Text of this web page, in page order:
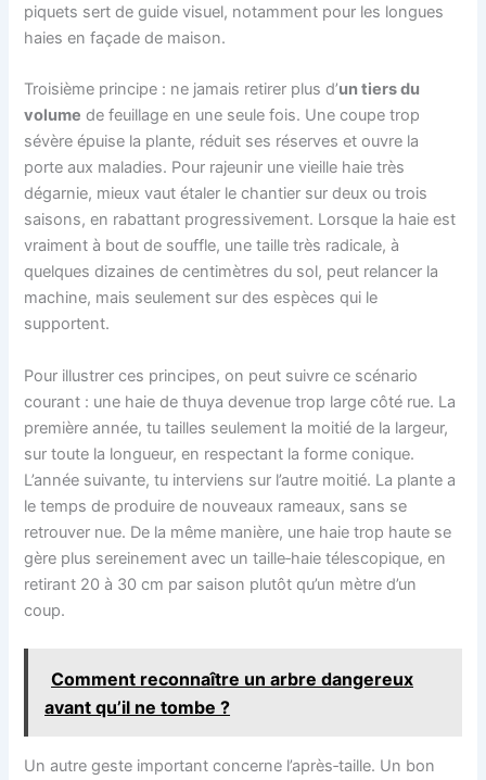
piquets sert de guide visuel, notamment pour les longues
haies en façade de maison.
Troisième principe : ne jamais retirer plus d’un tiers du
volume de feuillage en une seule fois. Une coupe trop
sévère épuise la plante, réduit ses réserves et ouvre la
porte aux maladies. Pour rajeunir une vieille haie très
dégarnie, mieux vaut étaler le chantier sur deux ou trois
saisons, en rabattant progressivement. Lorsque la haie est
vraiment à bout de souffle, une taille très radicale, à
quelques dizaines de centimètres du sol, peut relancer la
machine, mais seulement sur des espèces qui le
supportent.
Pour illustrer ces principes, on peut suivre ce scénario
courant : une haie de thuya devenue trop large côté rue. La
première année, tu tailles seulement la moitié de la largeur,
sur toute la longueur, en respectant la forme conique.
L’année suivante, tu interviens sur l’autre moitié. La plante a
le temps de produire de nouveaux rameaux, sans se
retrouver nue. De la même manière, une haie trop haute se
gère plus sereinement avec un taille‑haie télescopique, en
retirant 20 à 30 cm par saison plutôt qu’un mètre d’un
coup.
Comment reconnaître un arbre dangereux
avant qu’il ne tombe ?
Un autre geste important concerne l’après‑taille. Un bon